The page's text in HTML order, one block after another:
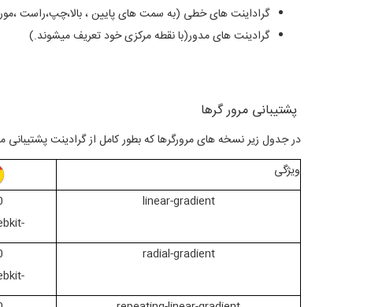
گراداینت های خطی (به سمت های پایین ، بالا،چپ،راست
گرادینت های مدور(با نقطه مرکزی خود تعریف میشوند.)
پشتیبانی مرور گرها
در جدول زیر نسخه های مرورگرها که بطور کامل از گرادینت
ویژگی
linear-gradient
radial-gradient